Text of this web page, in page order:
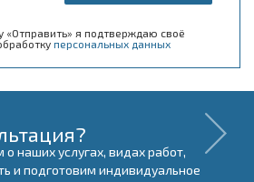
«Отправить» я подтверждаю своё
персональных данных
наших услугах, видах работ,
и подготовим индивидуальное